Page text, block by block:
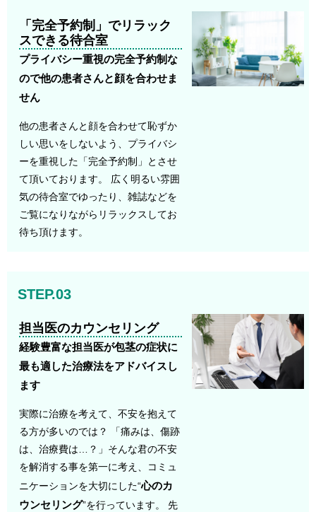
「完全予約制」でリラック
スできる待合室
プライバシー重視の完全予約制な
ので他の患者さんと顔を合わせま
せん
他の患者さんと顔を合わせて恥ずか
しい思いをしないよう、プライバシ
ーを重視した「完全予約制」とさせ
て頂いております。 広く明るい雰囲
気の待合室でゆったり、雑誌などを
ご覧になりながらリラックスしてお
待ち頂けます。
STEP.03
担当医のカウンセリング
経験豊富な担当医が包茎の症状に
最も適した治療法をアドバイスし
ます
実際に治療を考えて、不安を抱えて
る方が多いのでは？ 「痛みは、傷跡
は、治療費は…？」そんな君の不安
を解消する事を第一に考え、コミュ
ニケーションを大切にした“心のカ
ウンセリング”を行っています。 先